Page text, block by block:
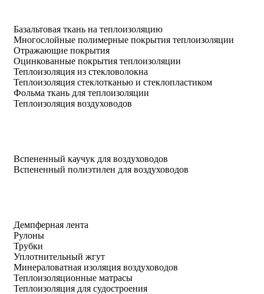
Базальтовая ткань на теплоизоляцию
Многослойные полимерные покрытия теплоизоляции
Отражающие покрытия
Оцинкованные покрытия теплоизоляции
Теплоизоляция из стекловолокна
Теплоизоляция стеклотканью и стеклопластиком
Фольма ткань для теплоизоляции
Теплоизоляция воздуховодов
Вспененный каучук для воздуховодов
Вспененный полиэтилен для воздуховодов
Демпферная лента
Рулоны
Трубки
Уплотнительный жгут
Минераловатная изоляция воздуховодов
Теплоизоляционные матрасы
Теплоизоляция для судостроения